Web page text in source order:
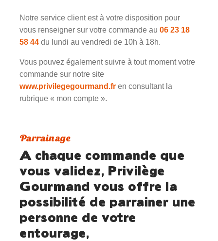
Notre service client est à votre disposition pour
vous renseigner sur votre commande au06 23 18
58 44 du lundi au vendredi de 10h à 18h.
Vous pouvez également suivre à tout moment votre
commande sur notre site
www.privilegegourmand.fr en consultant la
rubrique « mon compte ».
Parrainage
A chaque commande que
vous validez, Privilège
Gourmand vous offre la
possibilité de parrainer une
personne de votre
entourage,